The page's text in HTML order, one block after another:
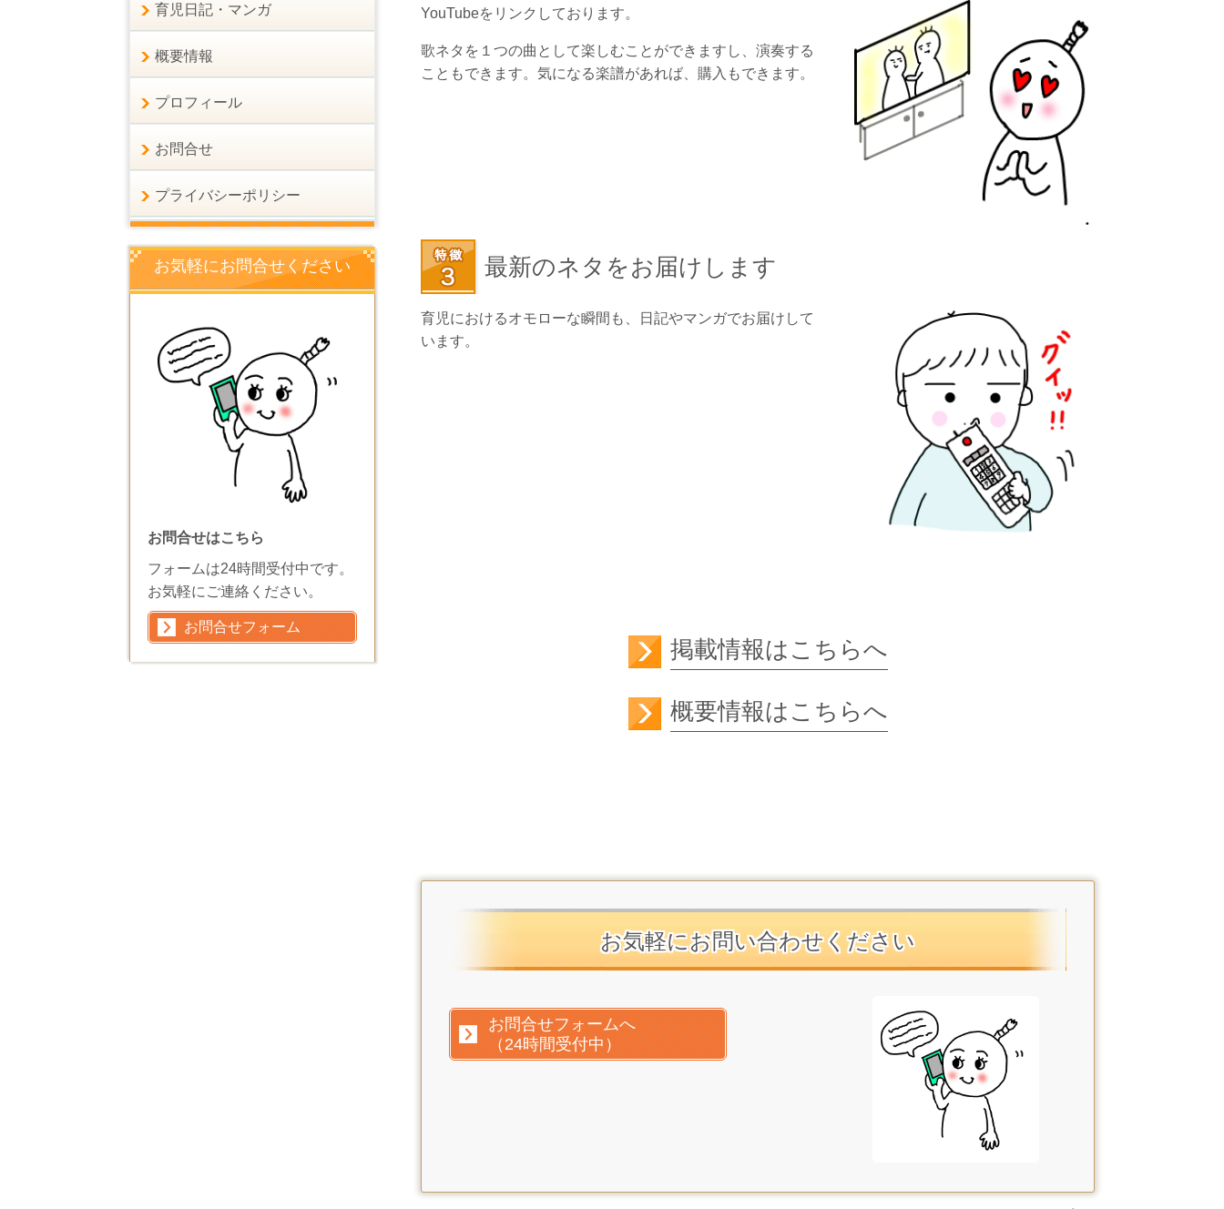
YouTubeをリンクしております。
歌ネタを１つの曲として楽しむことができますし、演奏する
こともできます。気になる楽譜があれば、購入もできます。
最新のネタをお届けします
育児におけるオモローな瞬間も、日記やマンガでお届けして
います。
掲載情報はこちらへ
概要情報はこちらへ
お気軽にお問い合わせください
お問合せフォームへ
（24時間受付中）
育児日記・マンガ
概要情報
プロフィール
お問合せ
プライバシーポリシー
お気軽にお問合せください
お問合せはこちら
フォームは24時間受付中です。
お気軽にご連絡ください。
お問合せフォーム